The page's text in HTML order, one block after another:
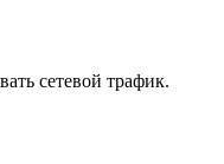
сетевой трафик.